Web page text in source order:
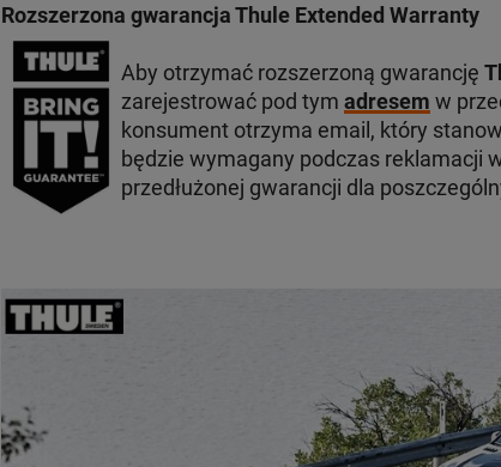
Rozszerzona gwarancja Thule Extended Warranty
Aby otrzymać rozszerzoną gwarancję
zarejestrować pod tym adresem w
konsument otrzyma email, który
będzie wymagany podczas reklamacji
przedłużonej gwarancji dla